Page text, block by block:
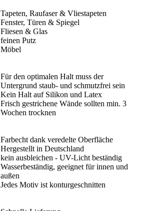
Tapeten, Raufaser & Vliestapeten
Fenster, Türen & Spiegel
Fliesen & Glas
feinen Putz
Möbel
Für den optimalen Halt muss der
Untergrund staub- und schmutzfrei sein
Kein Halt auf Silikon und Latex
Frisch gestrichene Wände sollten min. 3
Wochen trocknen
Farbecht dank veredelte Oberfläche
Hergestellt in Deutschland
kein ausbleichen - UV-Licht beständig
Wasserbeständig, geeignet für innen und
außen
Jedes Motiv ist konturgeschnitten